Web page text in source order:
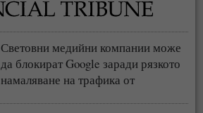
Световни медийни компании може
да блокират Google заради рязкото
намаляване на трафика от